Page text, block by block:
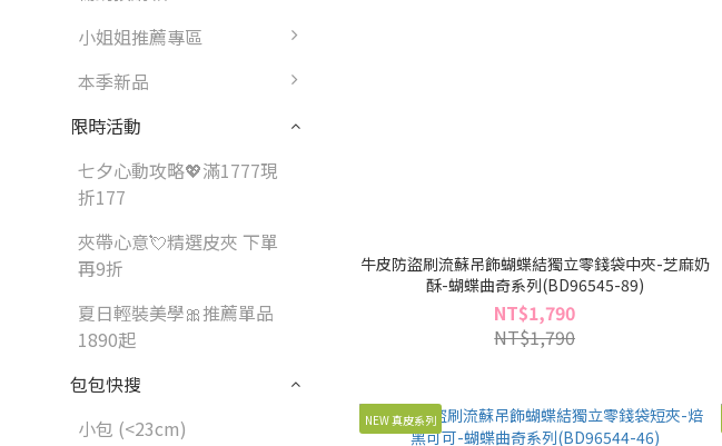
小姐姐推薦專區
本季新品
限時活動
七夕心動攻略💖滿1777現
折177
夾帶心意💘精選皮夾 下單
再9折
夏日輕裝美學🎀推薦單品
1890起
包包快搜
小包 (<23cm)
牛皮防盜刷流蘇吊飾蝴蝶結獨立零錢袋中夾-芝麻奶
酥-蝴蝶曲奇系列(BD96545-89)
NT$1,790
NT$1,790
NEW 真皮系列